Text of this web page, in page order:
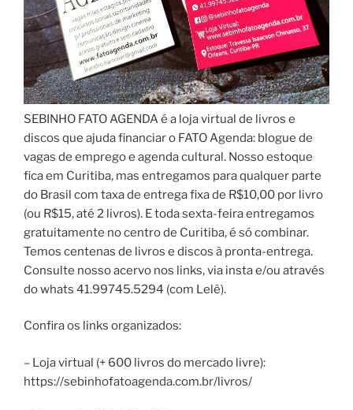
SEBINHO FATO AGENDA é a loja virtual de livros e
discos que ajuda financiar o FATO Agenda: blogue de
vagas de emprego e agenda cultural. Nosso estoque
fica em Curitiba, mas entregamos para qualquer parte
do Brasil com taxa de entrega fixa de R$10,00 por livro
(ou R$15, até 2 livros). E toda sexta-feira entregamos
gratuitamente no centro de Curitiba, é só combinar.
Temos centenas de livros e discos à pronta-entrega.
Consulte nosso acervo nos links, via insta e/ou através
do whats 41.99745.5294 (com Lelê).
Confira os links organizados:
– Loja virtual (+ 600 livros do mercado livre):
https://sebinhofatoagenda.com.br/livros/